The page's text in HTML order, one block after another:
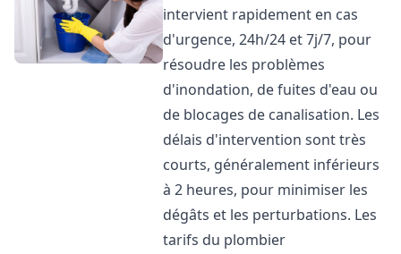
intervient rapidement en cas
d'urgence, 24h/24 et 7j/7, pour
résoudre les problèmes
d'inondation, de fuites d'eau ou
de blocages de canalisation. Les
délais d'intervention sont très
courts, généralement inférieurs
à 2 heures, pour minimiser les
dégâts et les perturbations. Les
tarifs du plombier